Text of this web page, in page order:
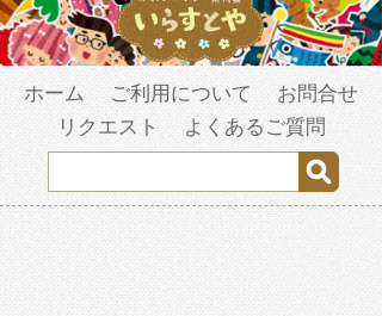
ホーム ご利用について
お問合せ
リクエスト
よくあるご質問